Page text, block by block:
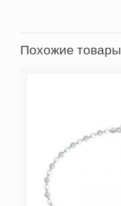
Похожие товары